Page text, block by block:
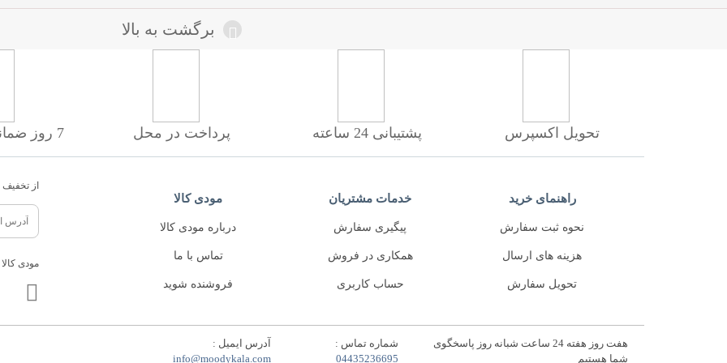
برگشت به بالا
تحویل اکسپرس پشتیبانی 24 ساعته پرداخت در محل 7 روز ضمانت بازگشت
راهنمای خرید
نحوه ثبت سفارش
هزینه های ارسال
تحویل سفارش
خدمات مشتریان
پیگیری سفارش
همکاری در فروش
حساب کاربری
مودی کالا
درباره مودی کالا
تماس با ما
فروشنده شوید
از
مودی
هفت روز هفته 24 ساعت شبانه روز پاسخگوی
شما هستیم
شماره تماس :
04435236695
آدرس ایمیل :
info@moodykala.com